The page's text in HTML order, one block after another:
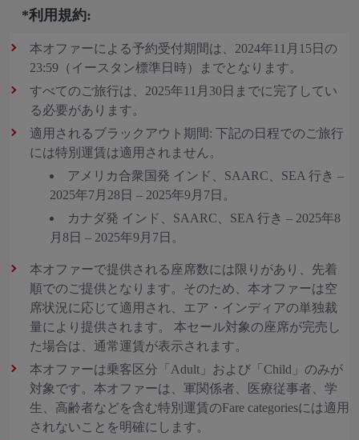
*利用規約:
本オファーによる予約受付期間は、2024年11月15日の
23:59（イースタン標準日時）までとなります。
すべてのご旅行は、2025年11月30日までに完了してい
る必要があります。
適用されるブラックアウト期間: 下記の日程でのご旅行
には特別運賃は適用されません。
アメリカ合衆国発 インド、SAARC、SEA 行き –
2025年7月28日 – 2025年9月7日。
カナダ発 インド、SAARC、SEA 行き – 2025年8
月8日 – 2025年9月7日。
本オファーで提供される座席数には限りがあり、先着
順でのご提供となります。そのため、本オファーは空
席状況に応じて適用され、エア・インディアの単独裁
量により提供されます。 本セール対象の座席が完売し
た場合は、通常運賃が表示されます。
本オファーは乗客区分「Adult」および「Child」のみが
対象です。本オファーは、軍関係者、医療従事者、学
生、高齢者などを含む特別運賃のFare categoriesには適用
されないことを明確にします。